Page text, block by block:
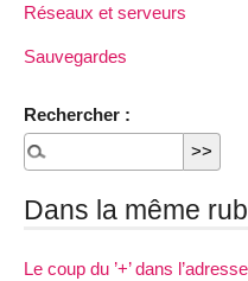
Réseaux et serveurs
Sauvegardes
Rechercher :
Dans la même
Le coup du ’+’ dans